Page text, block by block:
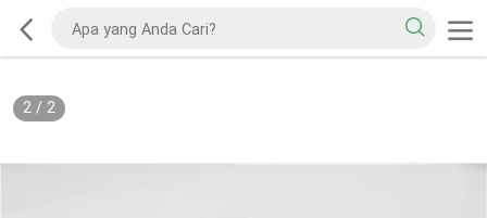
2/ 2